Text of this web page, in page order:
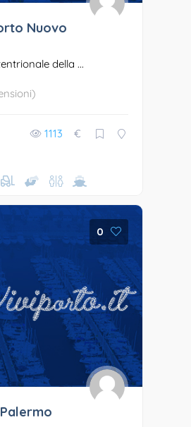
Nuovo
della ...
1113 €
0